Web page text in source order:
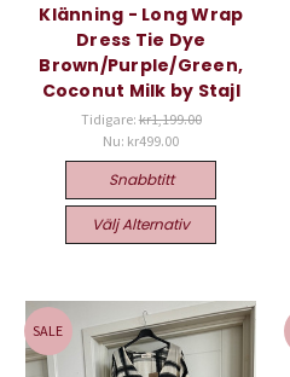
Klänning - Long Wrap
Dress Tie Dye
Brown/Purple/Green,
Coconut Milk by Stajl
Tidigare: kr1,199.00
Nu: kr499.00
Snabbtitt
Välj Alternativ
SALE